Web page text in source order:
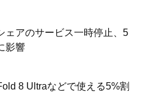
ェアのサービス一時停止、5
影響
8 Ultraなどで使える5%割